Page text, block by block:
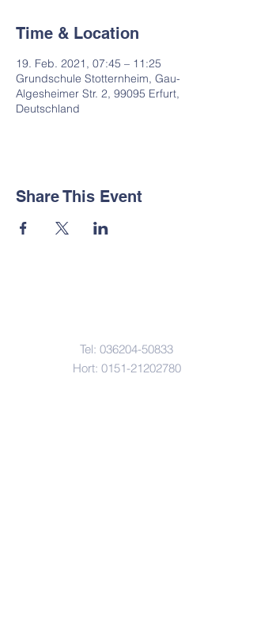
Time & Location
19. Feb. 2021, 07:45 – 11:25
Grundschule Stotternheim, Gau-
Algesheimer Str. 2, 99095 Erfurt,
Deutschland
Share This Event
Tel: 036204-50833
Hort: 0151-21202780